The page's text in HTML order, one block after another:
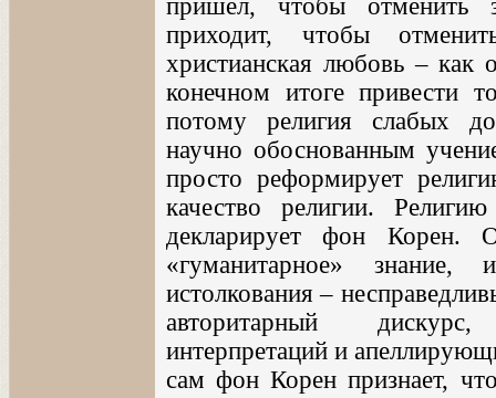
пришел, чтобы отменить
приходит, чтобы
христианская любовь –
конечном итоге привести
потому религия слабых
научно обоснованным
просто реформирует
качество религии.
декларирует фон Корен.
«гуманитарное»
истолкования –
авторитарный
интерпретаций и
сам фон Корен признает,